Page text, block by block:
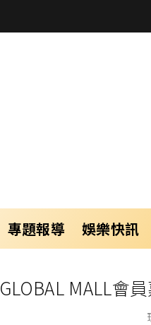
專題報導 娛樂快訊
GLOBAL MALL會